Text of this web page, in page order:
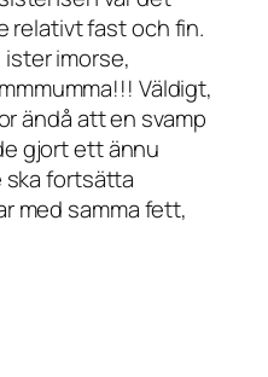
relativt fast och fin.
imorse,
Väldigt,
ändå att en svamp
gjort ett ännu
ska fortsätta
med samma fett,